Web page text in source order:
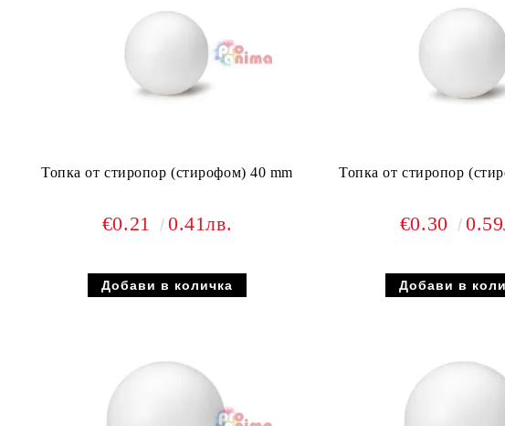
Топка от стиропор (стирофом) 40 mm
€0.21 0.41лв.
Топка от стиропор
€0.30